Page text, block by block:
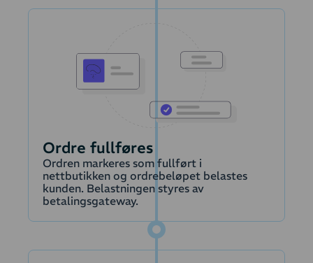
Lager
Moms
Krediteringer
Produkter
Ordre fullføres
Ordren markeres som fullført i
nettbutikken og ordrebeløpet belastes
kunden. Belastningen styres av
betalingsgateway.